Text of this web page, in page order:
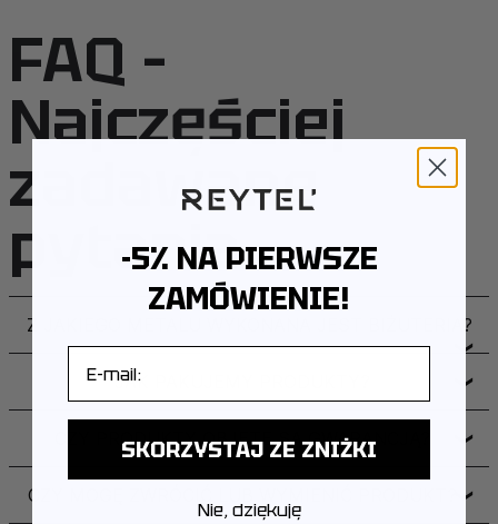
FAQ –
Najczęściej
zadawane
pytania
Z JAKIEGO METALU WYKONANA JEST BIŻUTERIA?
❯
JAK PAKUJEMY PRODUKTY? ❯
CZY PRODUKTY OBJĘTE SĄ GWARANCJĄ? ❯
CZY MOGĘ ZWRÓCIĆ LUB WYMIENIĆ PRODUKT? ❯
-5% NA PIERWSZE
ZAMÓWIENIE!
SKORZYSTAJ ZE ZNIŻKI
Nie, dziękuję